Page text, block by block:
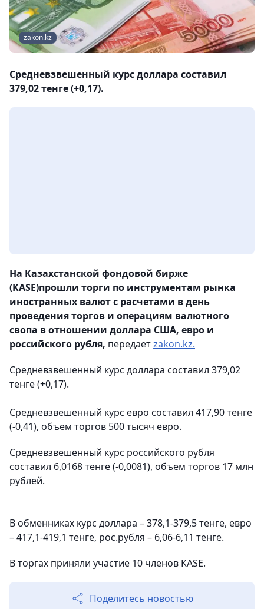
zakon.kz
Средневзвешенный курс доллара составил
379,02 тенге (+0,17).
На Казахстанской фондовой бирже
(KASE)прошли торги по инструментам рынка
иностранных валют с расчетами в день
проведения торгов и операциям валютного
свопа в отношении доллара США, евро и
российского рубля, передаетzakon.kz.
Средневзвешенный курс доллара составил 379,02
тенге (+0,17).
Средневзвешенный курс евро составил 417,90 тенге
(-0,41), объем торгов 500 тысяч евро.
Средневзвешенный курс российского рубля
составил 6,0168 тенге (-0,0081), объем торгов 17 млн
рублей.
В обменниках курс доллара – 378,1-379,5 тенге, евро
– 417,1-419,1 тенге, рос.рубля – 6,06-6,11 тенге.
В торгах приняли участие 10 членов KASE.
Поделитесь новостью